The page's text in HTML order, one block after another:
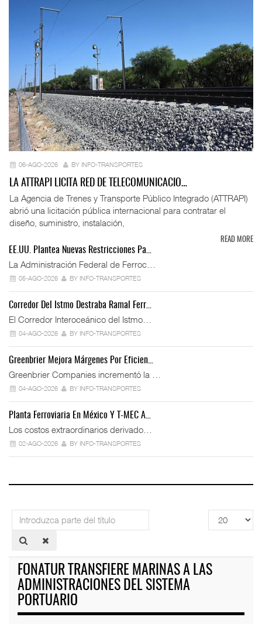
06-AGO-2026 BY INFO-TRANSPORTES
LA ATTRAPI LICITA RED DE TELECOMUNICACIO…
La Agencia de Trenes y Transporte Público Integrado (ATTRAPI)
abrió una licitación pública internacional para contratar el
diseño, suministro, instalación,
READ MORE
EE.UU. Plantea Nuevas Restricciones Pa…
La Administración Federal de Ferroc…
05-AGO-2026 BY INFO-TRANSPORTES
Corredor Del Istmo Destraba Ramal Ferr…
El Corredor Interoceánico del Istmo…
04-AGO-2026 BY INFO-TRANSPORTES
Greenbrier Mejora Márgenes Por Eficien…
Greenbrier Companies incrementó la …
04-AGO-2026 BY INFO-TRANSPORTES
Planta Ferroviaria En México Y T-MEC A…
Los costos extraordinarios derivado…
02-AGO-2026 BY INFO-TRANSPORTES
Introduzca
parte
del
Cantidad
a
FONATUR TRANSFIERE MARINAS A LAS
ADMINISTRACIONES DEL SISTEMA
PORTUARIO